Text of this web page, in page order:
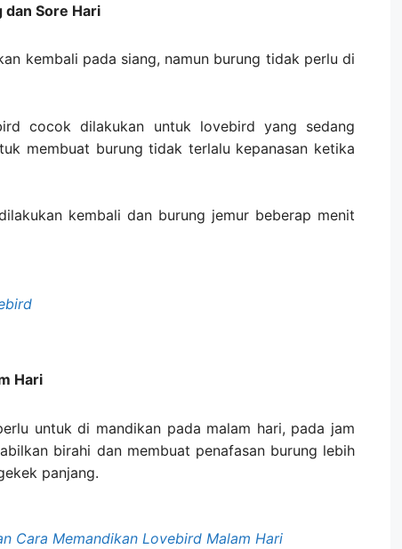
dan Sore Hari
kembali pada siang, namun burung tidak perlu di
cocok dilakukan untuk lovebird yang sedang
membuat burung tidak terlalu kepanasan ketika
kembali dan burung jemur beberap menit
Hari
untuk di mandikan pada malam hari, pada jam
birahi dan membuat penafasan burung lebih
panjang.
Cara Memandikan Lovebird Malam Hari